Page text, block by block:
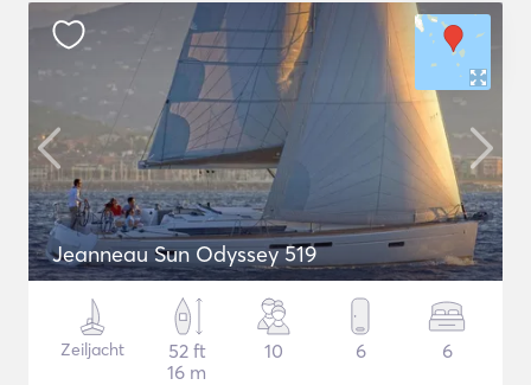
Jeanneau Sun Odyssey 519
Zeiljacht
52 ft
16 m
10 6 6